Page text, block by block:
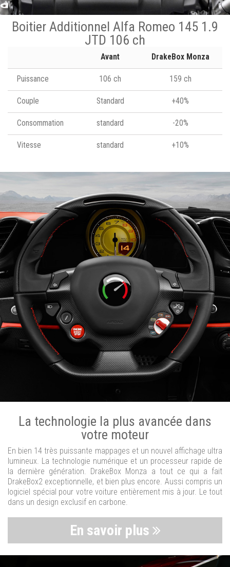
Boitier Additionnel Alfa Romeo 145 1.9
JTD 106 ch
Avant DrakeBox Monza
Puissance 106 ch 159 ch
Couple Standard +40%
Consommation standard -20%
Vitesse standard +10%
La technologie la plus avancée dans
votre moteur
En bien 14 très puissante mappages et un nouvel affichage ultra
lumineux. La technologie numérique et un processeur rapide de
la dernière génération. DrakeBox Monza a tout ce qui a fait
DrakeBox2 exceptionnelle, et bien plus encore. Aussi compris un
logiciel spécial pour votre voiture entièrement mis à jour. Le tout
dans un design exclusif en carbone.
En savoir plus